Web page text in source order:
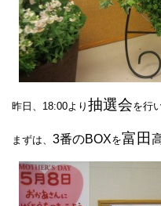
昨日、18:00より 抽選会を行
まずは、 3番のBOXを富田